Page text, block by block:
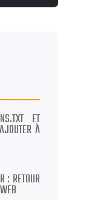
ET
À
: RETOUR